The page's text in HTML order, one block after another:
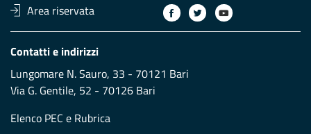
Area riservata
Contatti e indirizzi
Lungomare N. Sauro, 33 - 70121 Bari
Via G. Gentile, 52 - 70126 Bari
Elenco PEC e Rubrica